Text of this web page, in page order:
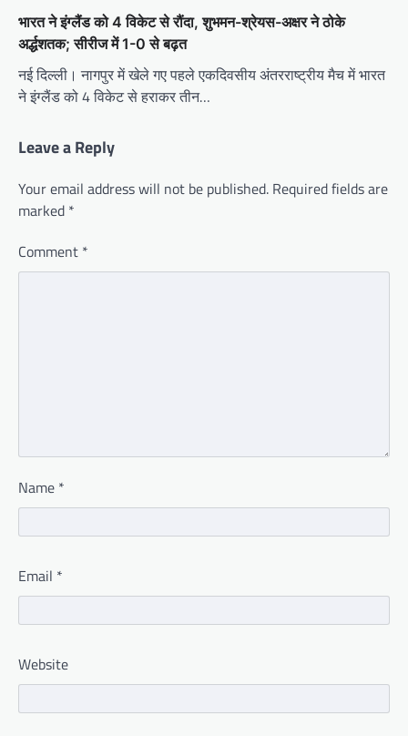
भारत ने इंग्लैंड को 4 विकेट से रौंदा, शुभमन-श्रेयस-अक्षर ने ठोके
अर्द्धशतक; सीरीज में 1-0 से बढ़त
नई दिल्ली। नागपुर में खेले गए पहले एकदिवसीय अंतरराष्ट्रीय मैच में भारत
ने इंग्लैंड को 4 विकेट से हराकर तीन…
Leave a Reply
Your email address will not be published. Required fields are
marked *
Comment *
Name *
Email *
Website